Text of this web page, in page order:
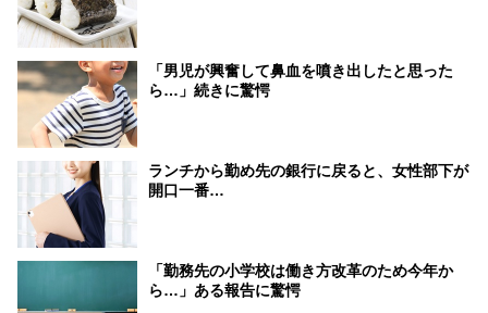
「男児が興奮して鼻血を噴き出したと思った
ら…」続きに驚愕
ランチから勤め先の銀行に戻ると、女性部下が
開口一番…
「勤務先の小学校は働き方改革のため今年か
ら…」ある報告に驚愕